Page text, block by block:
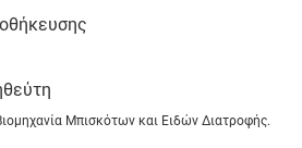
Μπισκότων και Ειδών Διατροφής.